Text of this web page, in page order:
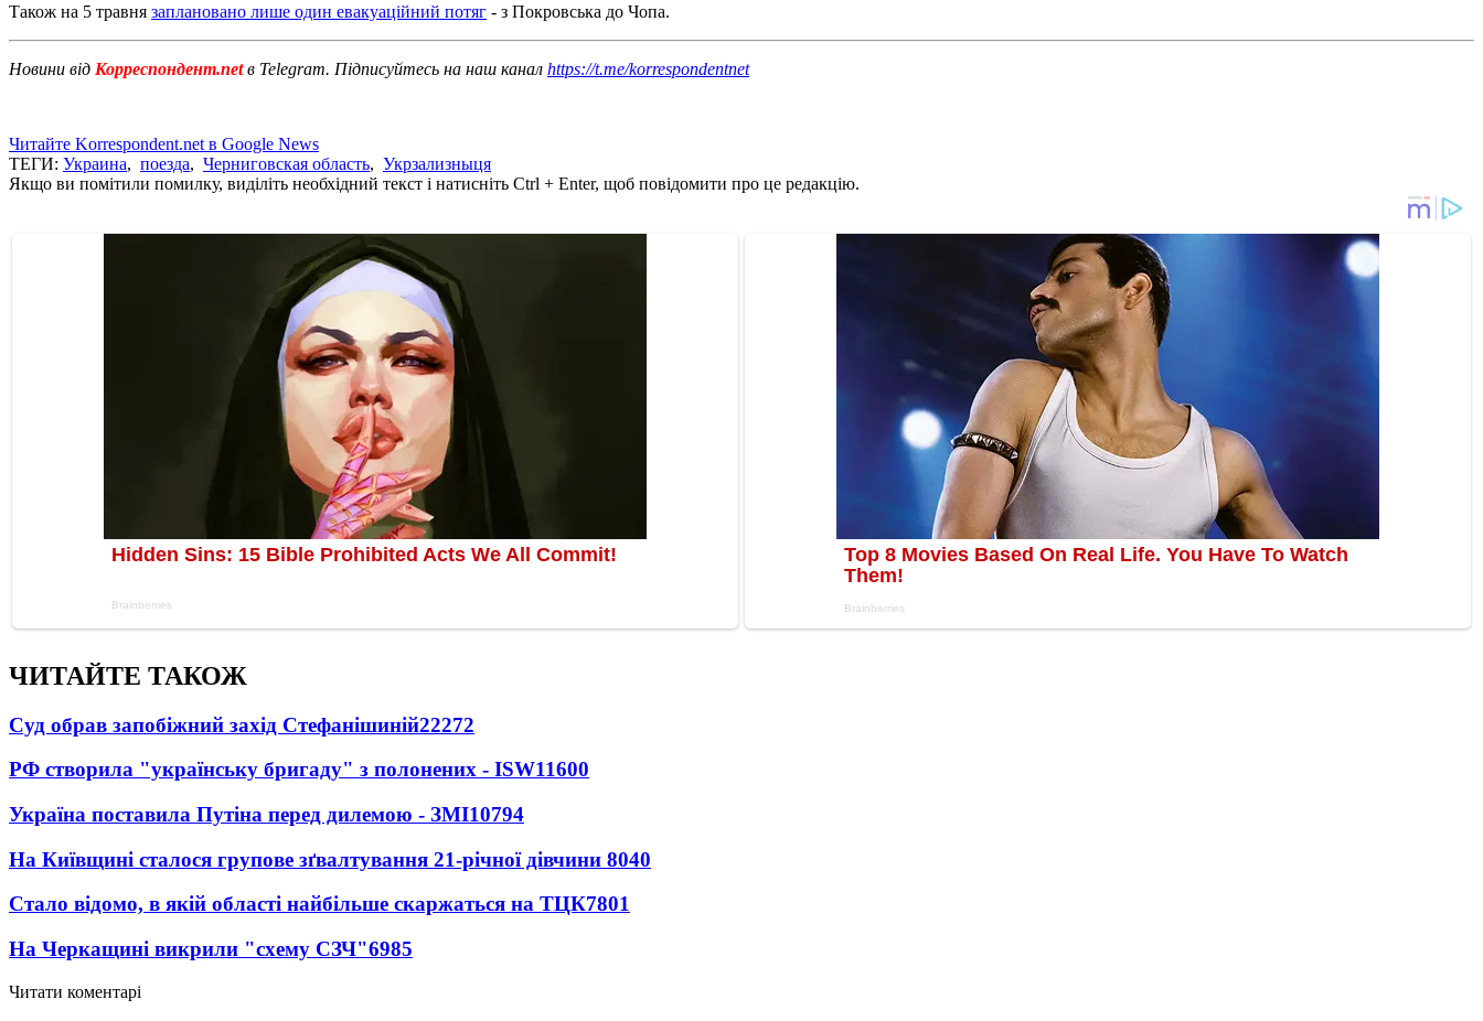
Також на 5 травня заплановано лише один евакуаційний потяг - з Покровська до Чопа.
Новини від Корреспондент.netв Telegram. Підписуйтесь на наш канал https://t.me/korrespondentnet
Читайте Korrespondent.net в Google News
ТЕГИ: Украина, поезда, Черниговская область, Укрзализныця
Якщо ви помітили помилку, виділіть необхідний текст і натисніть Ctrl + Enter, щоб повідомити про це редакцію.
ЧИТАЙТЕ ТАКОЖ
Суд обрав запобіжний захід Стефанішиній22272
РФ створила "українську бригаду" з полонених - ISW11600
Україна поставила Путіна перед дилемою - ЗМІ10794
На Київщині сталося групове зґвалтування 21-річної дівчини 8040
Стало відомо, в якій області найбільше скаржаться на ТЦК7801
На Черкащині викрили "схему СЗЧ"6985
Читати коментарі